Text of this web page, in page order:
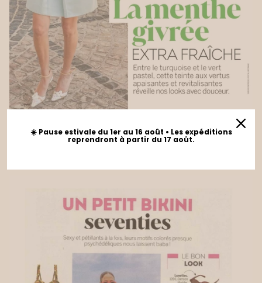
VOICI - 24 Juillet 2026 - N°2016
☀️ Pause estivale du 1er au 16 août • Les expéditions
reprendront à partir du 17 août.